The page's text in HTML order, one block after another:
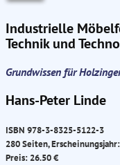
Industrielle
Technik und
Grundwissen für
Hans-Peter Linde
ISBN 978-3-8325-5122-3
280 Seiten,
Preis: 26.50 €